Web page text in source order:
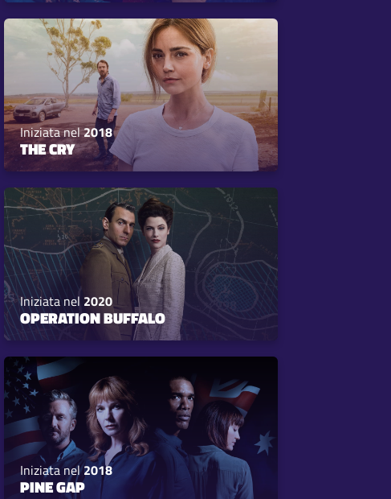
Iniziata nel2018
THE CRY
Iniziata nel 2020
OPERATION BUFFALO
Iniziata nel2018
PINE GAP